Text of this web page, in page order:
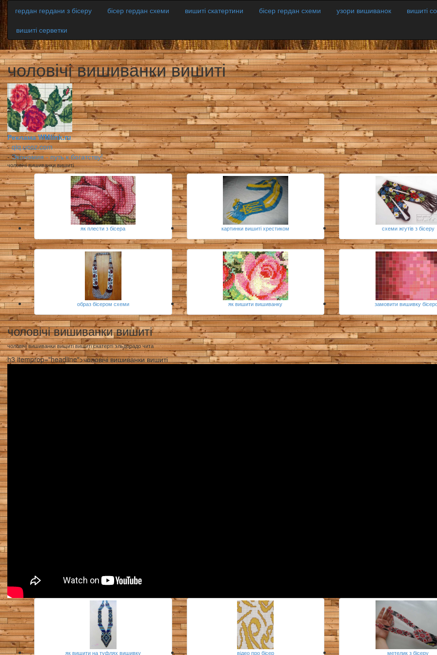
гердан гердани з бісеру бісер гердан схеми вишиті скатертини бісер гердан схеми узори вишиванок
вишиті
вишиті серветки
чоловічі вишиванки вишиті
Реклама WMlink.ru
-qiq.ucoz.com
-Экономия - путь к богатству!
чоловічі вишиванки вишиті
як плести з бісера картинки вишиті хрестиком схеми жгутів з бісеру
образ бісером схеми як вишити вишиванку замовити вишивку
чоловічі вишиванки вишиті
чоловічі вишиванки вишиті вишиті скатерті эльдорадо чита
h3 itemprop="headline">чоловічі вишиванки вишиті
як вишити на туфлях вишивку відео про бісер метелик з бісеру